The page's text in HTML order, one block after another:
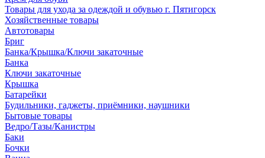
Товары для ухода за одеждой и обувью г. Пятигорск
Хозяйственные товары
Автотовары
Бриг
Банка/Крышка/Ключи закаточные
Банка
Ключи закаточные
Крышка
Батарейки
Будильники, гаджеты, приёмники, наушники
Бытовые товары
Ведро/Тазы/Канистры
Баки
Бочки